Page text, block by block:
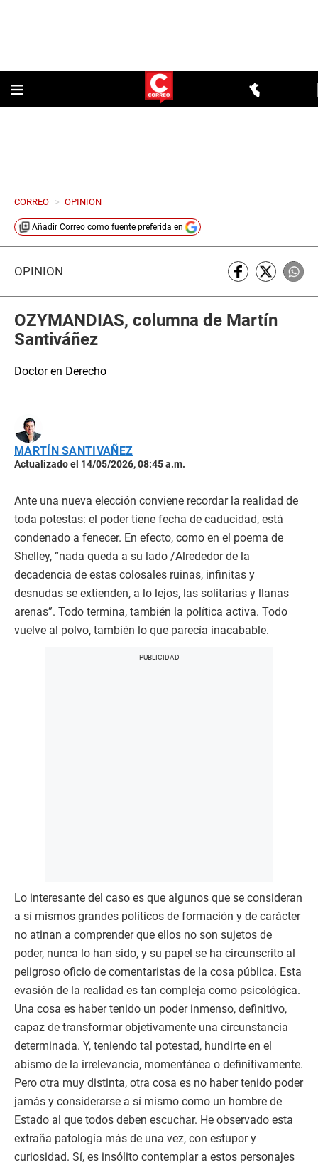
CORREO > OPINION
Añadir Correo como fuente preferida en
OPINIÓN
OZYMANDIAS, columna de Martín
Santiváñez
Doctor en Derecho
MARTÍN SANTIVAÑEZ
Actualizado el 14/05/2026, 08:45 a.m.
Ante una nueva elección conviene recordar la realidad de
toda potestas: el poder tiene fecha de caducidad, está
condenado a fenecer. En efecto, como en el poema de
Shelley, “nada queda a su lado /Alrededor de la
decadencia de estas colosales ruinas, infinitas y
desnudas se extienden, a lo lejos, las solitarias y llanas
arenas”. Todo termina, también la política activa. Todo
vuelve al polvo, también lo que parecía inacabable.
Lo interesante del caso es que algunos que se consideran
a sí mismos grandes políticos de formación y de carácter
no atinan a comprender que ellos no son sujetos de
poder, nunca lo han sido, y su papel se ha circunscrito al
peligroso oficio de comentaristas de la cosa pública. Esta
evasión de la realidad es tan compleja como psicológica.
Una cosa es haber tenido un poder inmenso, definitivo,
capaz de transformar objetivamente una circunstancia
determinada. Y, teniendo tal potestad, hundirte en el
abismo de la irrelevancia, momentánea o definitivamente.
Pero otra muy distinta, otra cosa es no haber tenido poder
jamás y considerarse a sí mismo como un hombre de
Estado al que todos deben escuchar. He observado esta
extraña patología más de una vez, con estupor y
curiosidad. Sí, es insólito contemplar a estos personajes